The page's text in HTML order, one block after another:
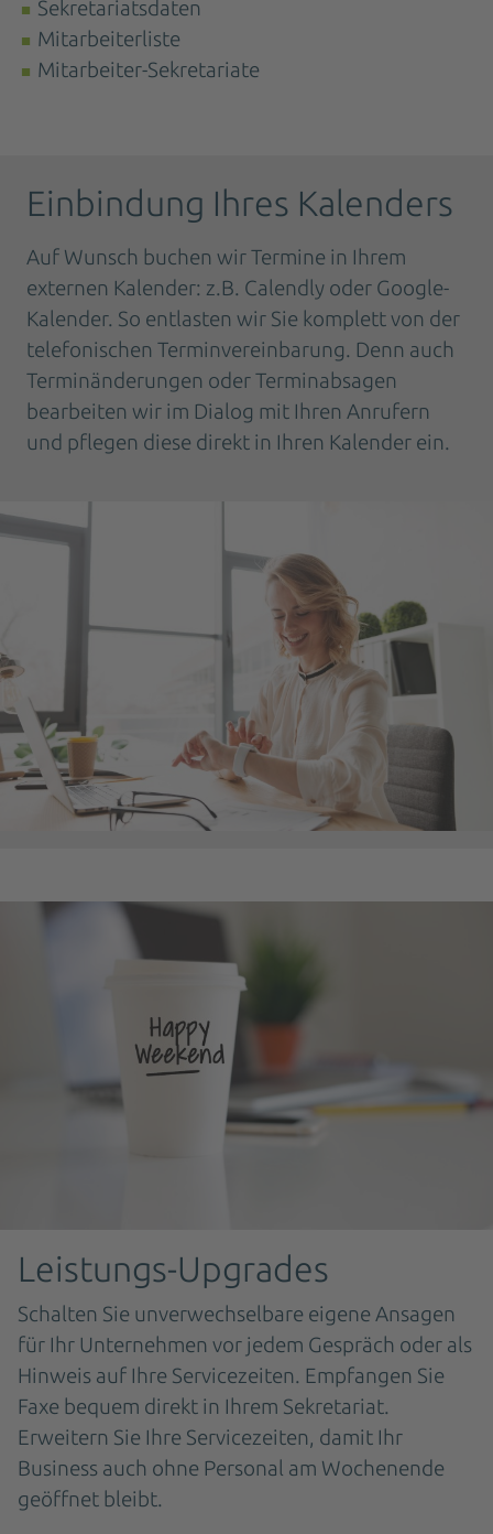
Sekretariatsdaten
Mitarbeiterliste
Mitarbeiter-Sekretariate
Einbindung Ihres Kalenders
Auf Wunsch buchen wir Termine in Ihrem
externen Kalender: z.B. Calendly oder Google-
Kalender. So entlasten wir Sie komplett von der
telefonischen Terminvereinbarung. Denn auch
Terminänderungen oder Terminabsagen
bearbeiten wir im Dialog mit Ihren Anrufern
und pflegen diese direkt in Ihren Kalender ein.
Leistungs-Upgrades
Schalten Sie unverwechselbare eigene Ansagen
für Ihr Unternehmen vor jedem Gespräch oder als
Hinweis auf Ihre Servicezeiten. Empfangen Sie
Faxe bequem direkt in Ihrem Sekretariat.
Erweitern Sie Ihre Servicezeiten, damit Ihr
Business auch ohne Personal am Wochenende
geöffnet bleibt.